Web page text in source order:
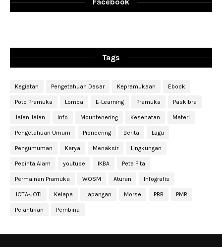
Facebook
Tags
Kegiatan Pengetahuan Dasar Kepramukaan Ebook
Poto Pramuka Lomba E-Learning Pramuka Paskibra
Jalan Jalan Info Mountenering Kesehatan Materi
Pengetahuan Umum Pioneering Berita Lagu
Pengumuman Karya Menaksir Lingkungan
Pecinta Alam youtube IKBA Peta Pita
Permainan Pramuka WOSM Aturan Infografis
JOTA-JOTI Kelapa Lapangan Morse PBB PMR
Pelantikan Pembina